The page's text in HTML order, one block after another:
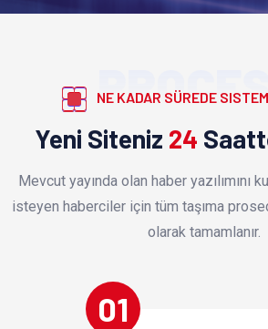
NE KADAR SÜREDE
Yeni Siteniz 24
Mevcut yayında olan haber yazılımını
isteyen haberciler için tüm taşıma
olarak tamamlanır.
01